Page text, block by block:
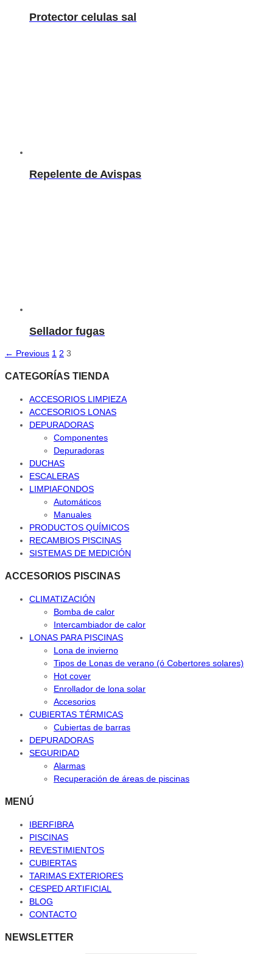
Protector celulas sal
Repelente de Avispas
Sellador fugas
← Previous 1 2 3
CATEGORÍAS TIENDA
ACCESORIOS LIMPIEZA
ACCESORIOS LONAS
DEPURADORAS
Componentes
Depuradoras
DUCHAS
ESCALERAS
LIMPIAFONDOS
Automáticos
Manuales
PRODUCTOS QUÍMICOS
RECAMBIOS PISCINAS
SISTEMAS DE MEDICIÓN
ACCESORIOS PISCINAS
CLIMATIZACIÓN
Bomba de calor
Intercambiador de calor
LONAS PARA PISCINAS
Lona de invierno
Tipos de Lonas de verano (ó Cobertores solares)
Hot cover
Enrollador de lona solar
Accesorios
CUBIERTAS TÉRMICAS
Cubiertas de barras
DEPURADORAS
SEGURIDAD
Alarmas
Recuperación de áreas de piscinas
MENÚ
IBERFIBRA
PISCINAS
REVESTIMIENTOS
CUBIERTAS
TARIMAS EXTERIORES
CESPED ARTIFICIAL
BLOG
CONTACTO
NEWSLETTER